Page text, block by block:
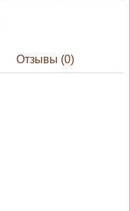
Отзывы (0)